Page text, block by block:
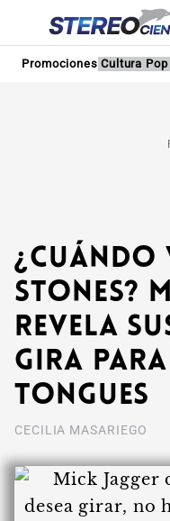
Promociones Cultura Pop
Stones?
revela
gira
Tongues
CECILIA MASARIEGO